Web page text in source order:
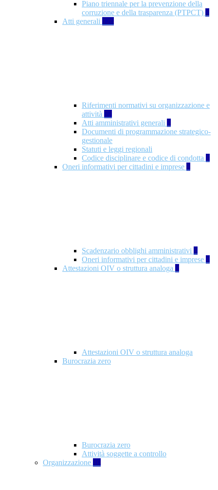
Piano triennale per la prevenzione della
corruzione e della trasparenza (PTPCT) 2
Atti generali 126
Riferimenti normativi su organizzazione e
attività 77
Atti amministrativi generali 3
Documenti di programmazione strategico-
gestionale
Statuti e leggi regionali
Codice disciplinare e codice di condotta 1
Oneri informativi per cittadini e imprese 8
Scadenzario obblighi amministrativi 1
Oneri informativi per cittadini e imprese 1
Attestazioni OIV o struttura analoga 2
Attestazioni OIV o struttura analoga
Burocrazia zero
Burocrazia zero
Attività soggette a controllo
Organizzazione 10